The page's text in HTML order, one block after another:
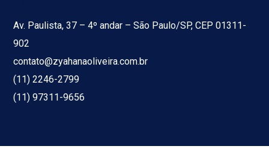
Av. Paulista, 37 – 4º andar – São Paulo/SP, CEP 01311-
902
contato@zyahanaoliveira.com.br
(11) 2246-2799
(11) 97311-9656